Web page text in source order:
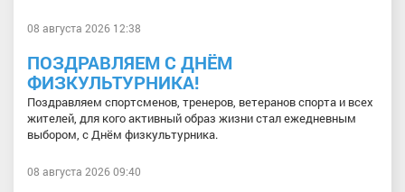
08 августа 2026 12:38
ПОЗДРАВЛЯЕМ С ДНЁМ
ФИЗКУЛЬТУРНИКА!
Поздравляем спортсменов, тренеров, ветеранов спорта и всех
жителей, для кого активный образ жизни стал ежедневным
выбором, с Днём физкультурника.
08 августа 2026 09:40